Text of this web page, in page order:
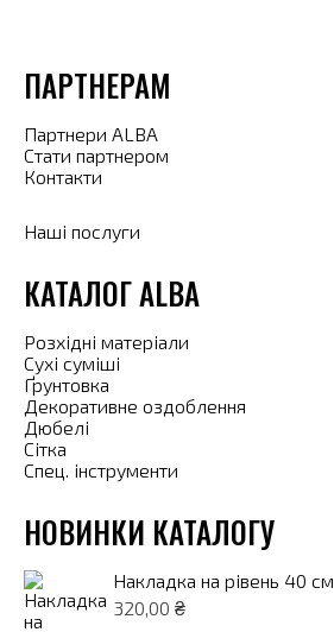
ПАРТНЕРАМ
Партнери ALBA
Стати партнером
Контакти
Наші послуги
КАТАЛОГ ALBA
Розхідні матеріали
Сухі суміші
Ґрунтовка
Декоративне оздоблення
Дюбелі
Сітка
Спец. інструменти
НОВИНКИ КАТАЛОГУ
Накладка на рівень 40 см
320,00 ₴